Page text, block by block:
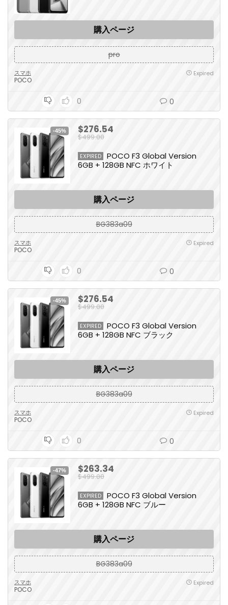
購入ページ
pro
スマホ
POCO
Expired
0 0
-45% $276.54
$499.00
EXPIRED
POCO F3 Global Version
6GB + 128GB NFC ホワイト
購入ページ
BG383a09
スマホ
POCO
Expired
0 0
-45% $276.54
$499.00
EXPIRED
POCO F3 Global Version
6GB + 128GB NFC ブラック
購入ページ
BG383a09
スマホ
POCO
Expired
0 0
-47% $263.34
$499.00
EXPIRED
POCO F3 Global Version
6GB + 128GB NFC ブルー
購入ページ
BG383a09
スマホ
POCO
Expired